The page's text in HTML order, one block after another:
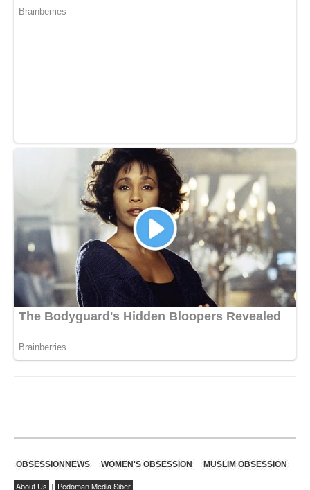
OBSESSIONNEWS WOMEN'S OBSESSION MUSLIM OBSESSION
About Us | Pedoman Media Siber